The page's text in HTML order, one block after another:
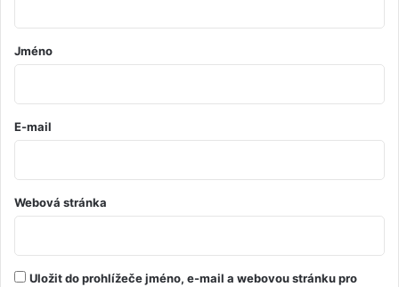
ř
Jméno
E-mail
Webová stránka
Uložit do prohlížeče jméno, e-mail a webovou stránku pro